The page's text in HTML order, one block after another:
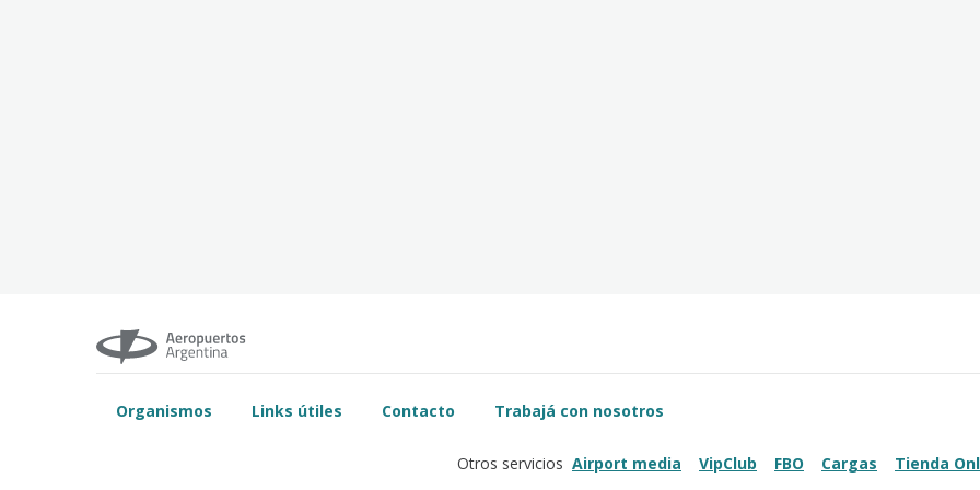
Organismos Links útiles Contacto Trabajá con nosotros
Otros servicios Airport media VipClub FBO Cargas Tienda